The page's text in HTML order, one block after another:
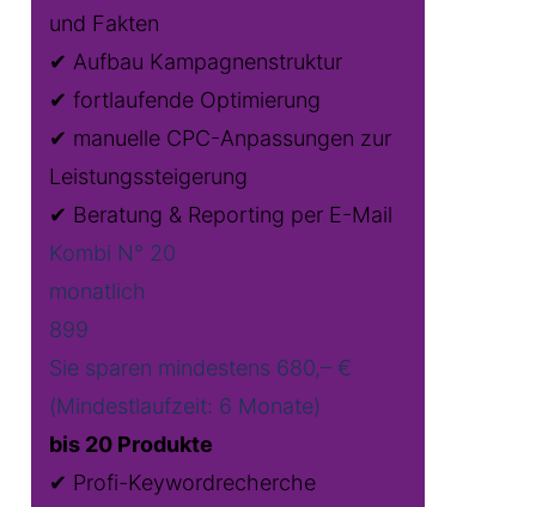
und Fakten
✔ Aufbau Kampagnenstruktur
✔ fortlaufende Optimierung
✔ manuelle CPC-Anpassungen zur
Leistungssteigerung
✔ Beratung & Reporting per E-Mail
Kombi N° 20
monatlich
899
Sie sparen mindestens 680,– €
(Mindestlaufzeit: 6 Monate)
bis 20 Produkte
✔ Profi-Keywordrecherche